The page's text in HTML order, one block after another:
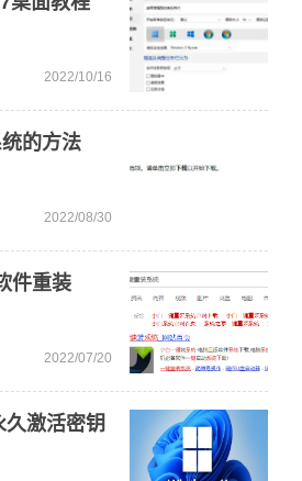
安装系统win7
下载 win11最低硬件要求
2022/10/16
的方法
2022/08/30
件重装
2022/07/20
激活密钥